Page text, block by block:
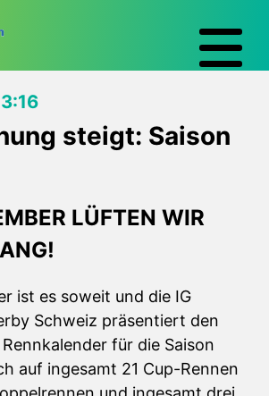
steigt: Saison
LÜFTEN WIR
ist es soweit und die IG
Schweiz präsentiert den
für die Saison
auf ingesamt 21 Cup-Rennen